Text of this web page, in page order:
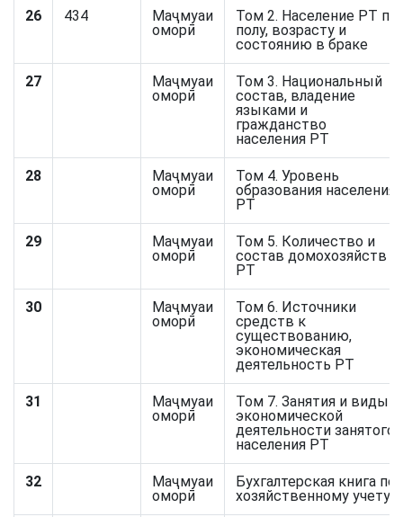
26 434
Маҷмуаи
оморӣ
Том 2. Население РТ по
полу, возрасту и
состоянию в браке
27
Маҷмуаи
оморӣ
Том 3. Национальный
состав, владение
языками и
гражданство
населения РТ
28
Маҷмуаи
оморӣ
Том 4. Уровень
образования населения
РТ
29
Маҷмуаи
оморӣ
Том 5. Количество и
состав домохозяйств
РТ
30
Маҷмуаи
оморӣ
Том 6. Источники
средств к
существованию,
экономическая
деятельность РТ
31
Маҷмуаи
оморӣ
Том 7. Занятия и виды
экономической
деятельности занятого
населения РТ
32
Маҷмуаи
оморӣ
Бухгалтерская книга по
хозяйственному учету